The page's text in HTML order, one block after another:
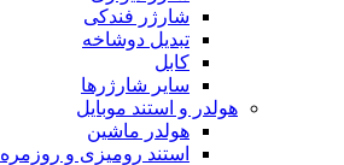
شارژر فندکی
تبدیل دوشاخه
کابل
سایر شارژرها
هولدر و استند موبایل
هولدر ماشین
استند رومیزی و روزمره